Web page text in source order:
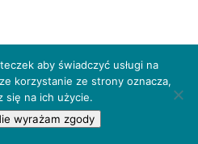
aby świadczyć usługi na
korzystanie ze strony oznacza,
się na ich użycie.
wyrażam zgody